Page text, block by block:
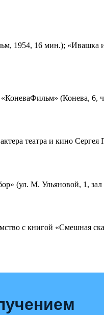
1954, 16 мин.); «Ивашка
(Конева, 6,
театра и кино
(ул. М. Ульяновой, 1,
с книгой «Смешная